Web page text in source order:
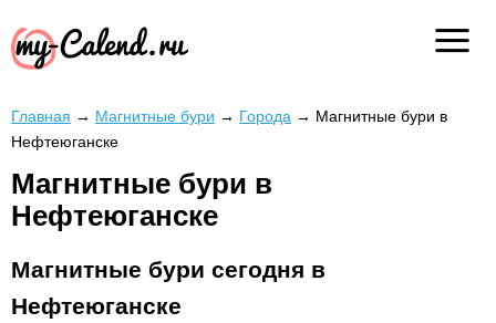
Главная → Магнитные бури → Города → Магнитные бури в
Нефтеюганске
Магнитные бури в
Нефтеюганске
Магнитные бури сегодня в
Нефтеюганске